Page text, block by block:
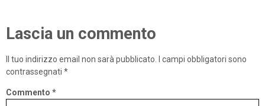
Lascia un commento
Il tuo indirizzo email non sarà pubblicato.
I campi obbligatori sono
contrassegnati *
Commento *